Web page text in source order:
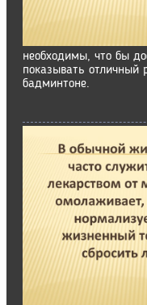
необходимы, что бы
показывать отличный
бадминтоне.